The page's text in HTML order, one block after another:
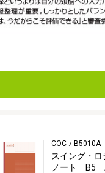
COC-ﾉ-B5010A
スイング・ロ
ノート B5